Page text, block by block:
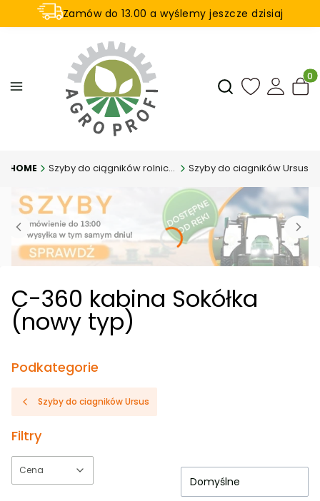
Zamów do 13.00 a wyślemy jeszcze dzisiaj
U nas na zwrot aż 21 dni
Otwórz
Szyby do ciągników rolniczych Szyby do ciagników Ursus
C-360 kabina Sokółka
(nowy typ)
Podkategorie
Szyby do ciagników Ursus
Filtry
Cena
Domyślne